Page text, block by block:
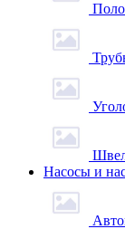
Насосы и